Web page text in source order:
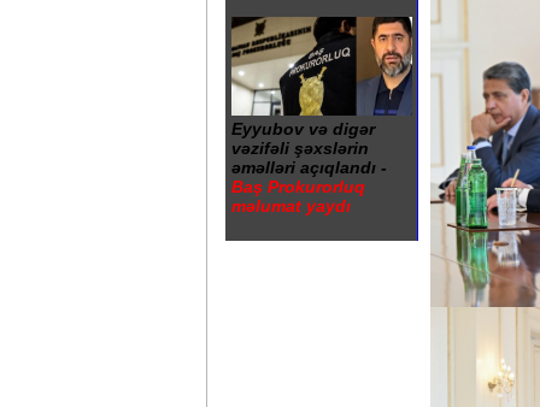
Eyyubov və digər
vəzifəli şəxslərin
əməlləri açıqlandı -
Baş Prokurorluq
məlumat yaydı